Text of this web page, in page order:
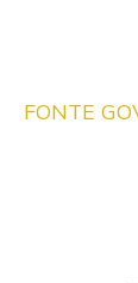
FONTE